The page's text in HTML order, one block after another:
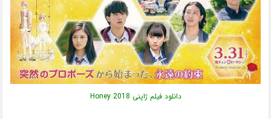
دانلود فیلم ژاپنی Honey 2018